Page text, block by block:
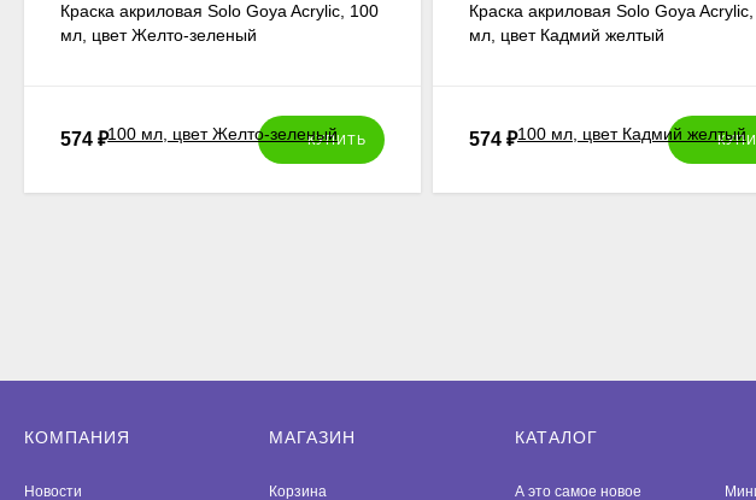
Краска акриловая Solo Goya Acrylic, 100
мл, цвет Желто-зеленый
574 ₽ КУПИТЬ
Краска акриловая Solo Goya
мл, цвет Кадмий желтый
574₽
КОМПАНИЯ
Новости
МАГАЗИН
Корзина
КАТАЛОГ
А это самое новое